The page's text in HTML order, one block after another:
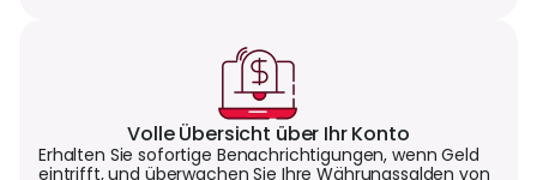
Volle Übersicht über Ihr Konto
Erhalten Sie sofortige Benachrichtigungen, wenn Geld
eintrifft, und überwachen Sie Ihre Währungssalden von